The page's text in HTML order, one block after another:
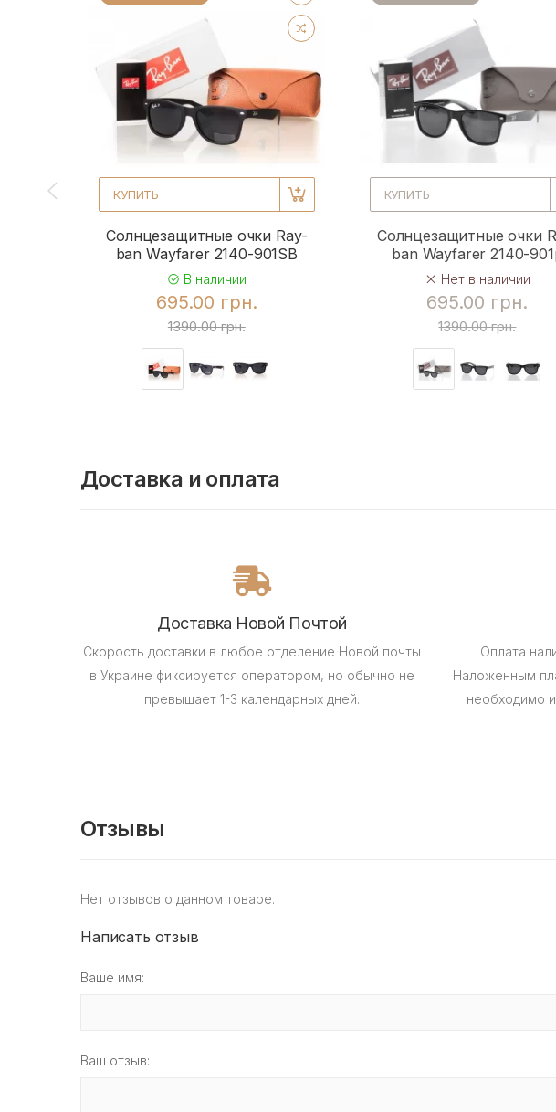
КУПИТЬ
Солнцезащитные очки Ray-
ban Wayfarer 2140-901SB
В наличии
695.00 грн.
1390.00 грн.
КУПИТЬ
Солнцезащитные очки
ban Wayfarer 2140-
Нет в наличии
695.00 грн.
1390.00 грн.
Доставка и оплата
Доставка Новой Почтой
Скорость доставки в любое отделение Новой почты
в Украине фиксируется оператором, но обычно не
превышает 1-3 календарных дней.
Оплата
Наложенным
необходимо
Отзывы
Нет отзывов о данном товаре.
Написать отзыв
Ваше имя:
Ваш отзыв: